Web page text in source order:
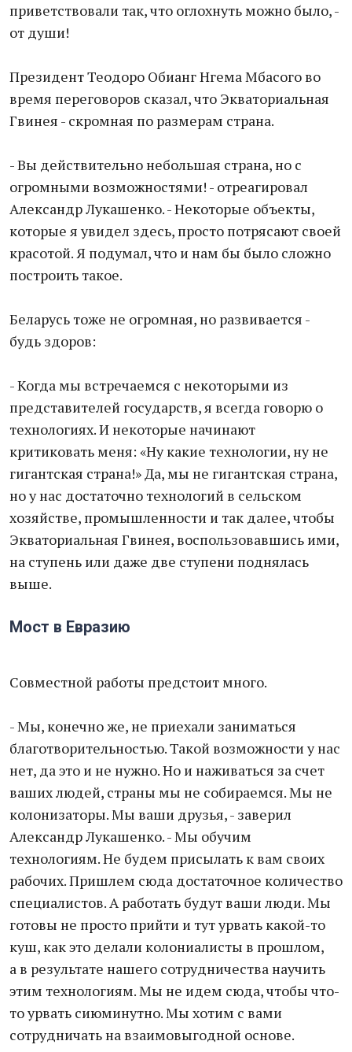
приветствовали так, что оглохнуть можно было, -
от души!
Президент Теодоро Обианг Нгема Мбасого во
время переговоров сказал, что Экваториальная
Гвинея - скромная по размерам страна.
- Вы действительно небольшая страна, но с
огромными возможностями! - отреагировал
Александр Лукашенко. - Некоторые объекты,
которые я увидел здесь, просто потрясают своей
красотой. Я подумал, что и нам бы было сложно
построить такое.
Беларусь тоже не огромная, но развивается -
будь здоров:
- Когда мы встречаемся с некоторыми из
представителей государств, я всегда говорю о
технологиях. И некоторые начинают
критиковать меня: «Ну какие технологии, ну не
гигантская страна!» Да, мы не гигантская страна,
но у нас достаточно технологий в сельском
хозяйстве, промышленности и так далее, чтобы
Экваториальная Гвинея, воспользовавшись ими,
на ступень или даже две ступени поднялась
выше.
Мост в Евразию
Совместной работы предстоит много.
- Мы, конечно же, не приехали заниматься
благотворительностью. Такой возможности у нас
нет, да это и не нужно. Но и наживаться за счет
ваших людей, страны мы не собираемся. Мы не
колонизаторы. Мы ваши друзья, - заверил
Александр Лукашенко. - Мы обучим
технологиям. Не будем присылать к вам своих
рабочих. Пришлем сюда достаточное количество
специалистов. А работать будут ваши люди. Мы
готовы не просто прийти и тут урвать какой-то
куш, как это делали колониалисты в прошлом,
а в результате нашего сотрудничества научить
этим технологиям. Мы не идем сюда, чтобы что-
то урвать сиюминутно. Мы хотим с вами
сотрудничать на взаимовыгодной основе.